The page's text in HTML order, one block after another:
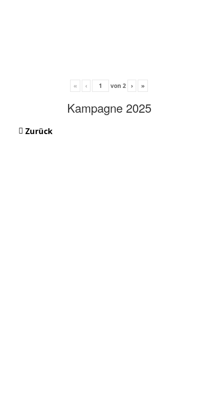
« ‹ von 2 › »
Kampagne 2025
Zurück